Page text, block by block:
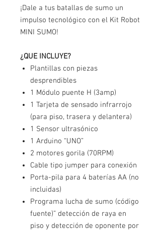
¡Dale a tus batallas de sumo un
impulso tecnológico con el Kit Robot
MINI SUMO!
¿QUE INCLUYE?
Plantillas con piezas
desprendibles
1 Módulo puente H (3amp)
1 Tarjeta de sensado infrarrojo
(para piso, trasera y delantera)
1 Sensor ultrasónico
1 Arduino “UNO”
2 motores gorila (70RPM)
Cable tipo jumper para conexión
Porta-pila para 4 baterías AA (no
incluidas)
Programa lucha de sumo (código
fuente)” detección de raya en
piso y detección de oponente por